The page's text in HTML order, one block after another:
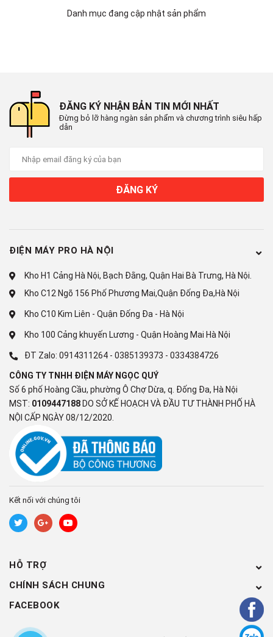
Kích thước nhỏ gọn, kiểu dáng hiện đại, màu sắc trắng, điểm
xuyết họa tiết bong bóng với tông màu sáng và đen. Tạo nên vẻ
Chất liệu sơn tĩnh điện chống trầy xước cao. An tâm hơn trong
quá trình sử dụng nếu là một người "kỹ tính” vì vẻ ngoài của đồ
Bề mặt khu vực vòi lấy nước:
Được bao bởi một lớp kính cường lực chịu áp lực và chống va
đập tốt, bảo vệ máy khỏi tác động vật lý mạnh từ bên ngoài. Vòi
toàn tuyệt đối cho sức khỏe người dùng.
2. Hai vòi ba chế độ: Nóng -
Lạnh - Hydrogen
Với kiểu vòi lấy nước mới lạ, thiết kế 2 vòi lấy nước riêng biệt,
Danh mục đang cập nhật sản phẩm
ĐĂNG KÝ NHẬN BẢN TIN MỚI NHẤT
Đừng bỏ lỡ hàng ngàn sản phẩm và chương trình siêu hấp
dẫn
ĐĂNG KÝ
ĐIỆN MÁY PRO HÀ NỘI
Kho H1 Cảng Hà Nội, Bạch Đằng, Quận Hai Bà Trưng, Hà Nội.
Kho C12 Ngõ 156 Phố Phương Mai,Quận Đống Đa,Hà Nội
Kho C10 Kim Liên - Quận Đống Đa - Hà Nội
Kho 100 Cảng khuyến Lương - Quận Hoàng Mai Hà Nội
ĐT Zalo: 0914311264 - 0385139373 - 0334384726
CÔNG TY TNHH ĐIỆN MÁY NGỌC QUÝ
Số 6 phố Hoàng Cầu, phường Ô Chợ Dừa, q. Đống Đa, Hà Nội
MST: 0109447188 DO SỞ KẾ HOẠCH VÀ ĐẦU TƯ THÀNH PHỐ HÀ
NỘI CẤP NGÀY 08/12/2020.
Kết nối với chúng tôi
HỖ TRỢ
CHÍNH SÁCH CHUNG
FACEBOOK